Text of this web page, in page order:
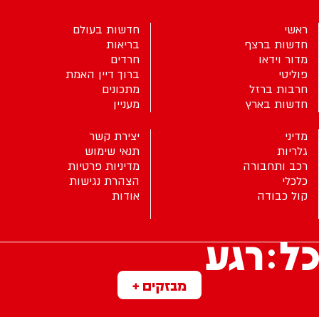
מבזקים +
ראשי
חדשות ברצף
מדור וידאו
פוליטי
חרבות ברזל
חדשות בארץ
חדשות בעולם
בריאות
חרדים
ברוך דיין האמת
מתכונים
מעניין
מדיני
גלריות
רכב ותחבורה
כלכלי
קול כבודה
יצירת קשר
תנאי שימוש
מדיניות פרטיות
הצהרת נגישות
אודות